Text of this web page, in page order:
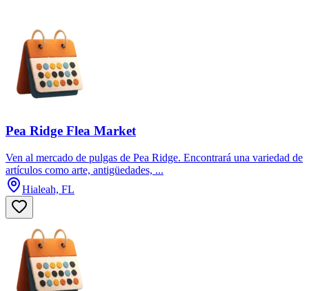
Pea Ridge Flea Market
Ven al mercado de pulgas de Pea Ridge. Encontrará una variedad de
artículos como arte, antigüedades, ...
Hialeah, FL